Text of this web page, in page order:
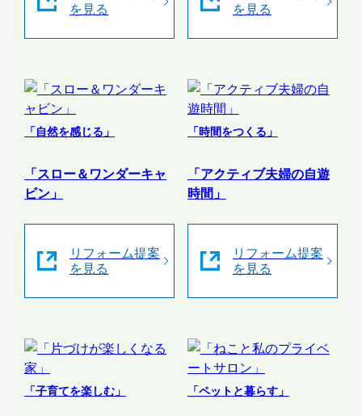
を見る
を見る
「自然を感じる」
「スロー＆ワンダーキャ
ビン」
リフォーム提案
を見る
「時間をつくる」
「アクティブ夫婦の自遊
時間」
リフォーム提案
を見る
「子育てを楽しむ」 「ペットと暮らす」